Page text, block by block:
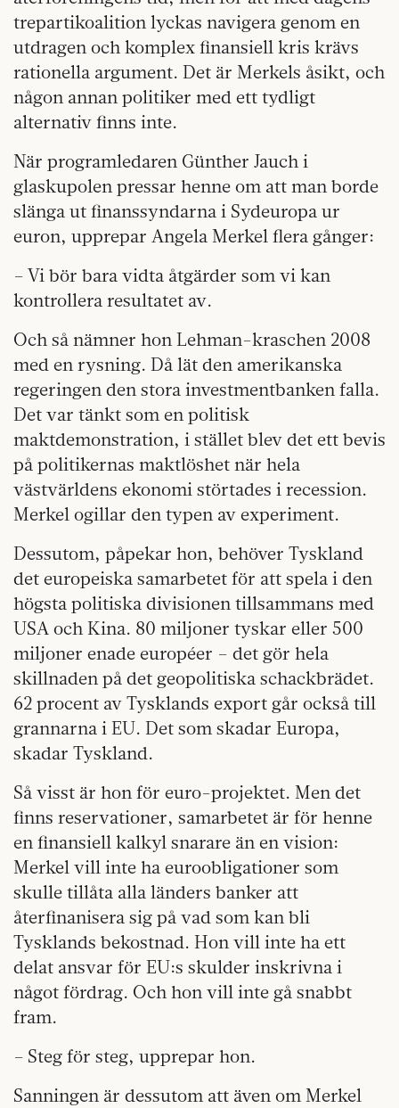
trepartikoalition lyckas navigera genom en
utdragen och komplex finansiell kris krävs
rationella argument. Det är Merkels åsikt, och
någon annan politiker med ett tydligt
alternativ finns inte.
När programledaren Günt­her Jauch i
glaskupolen pressar henne om att man borde
slänga ut finanssyndarna i Sydeuropa ur
euron, upprepar Angela Merkel flera gånger:
– Vi bör bara vidta åtgärder som vi kan
kontrollera resultatet av.
Och så nämner hon Lehman-kraschen 2008
med en rysning. Då lät den amerikanska
regeringen den stora investmentbanken falla.
Det var tänkt som en politisk
maktdemonstration, i stället blev det ett bevis
på politikernas maktlöshet när hela
västvärldens ekonomi störtades i recession.
Merkel ogillar den typen av experiment.
Dessutom, påpekar hon, behöver Tyskland
det europeiska samarbetet för att spela i den
högsta politiska divisionen tillsammans med
USA och Kina. 80 miljoner tyskar eller 500
miljoner enade européer – det gör hela
skillnaden på det geopolitiska schackbrädet.
62 procent av Tysklands export går också till
grannarna i EU. Det som skadar Europa,
skadar Tyskland.
Så visst är hon för euro-projektet. Men det
finns reservationer, samarbetet är för henne
en finansiell kalkyl snarare än en vision:
Merkel vill inte ha euroobligationer som
skulle tillåta alla länders banker att
återfinanisera sig på vad som kan bli
Tysklands bekostnad. Hon vill inte ha ett
delat ansvar för EU:s skulder inskrivna i
något fördrag. Och hon vill inte gå snabbt
fram.
– Steg för steg, upprepar hon.
Sanningen är dessutom att även om Merkel